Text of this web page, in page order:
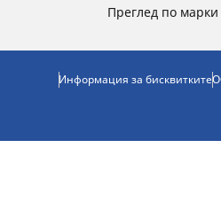
Преглед по
Информация за бисквитките